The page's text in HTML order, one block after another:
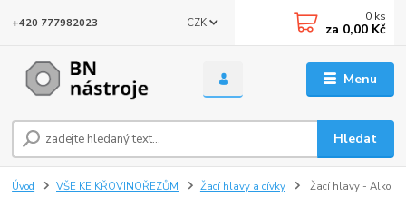
Menu
CZK
Hledat
+420 777982023 0 ks
za 0,00 Kč
Úvod VŠE KE KŘOVINOŘEZŮM Žací hlavy a cívky Žací hlavy - Alko